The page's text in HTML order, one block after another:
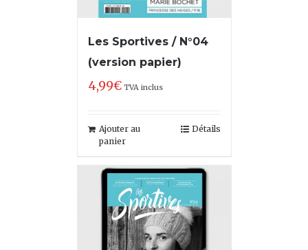
Les Sportives / N°04
(version papier)
4,99€ TVA inclus
Ajouter au
panier
Détails